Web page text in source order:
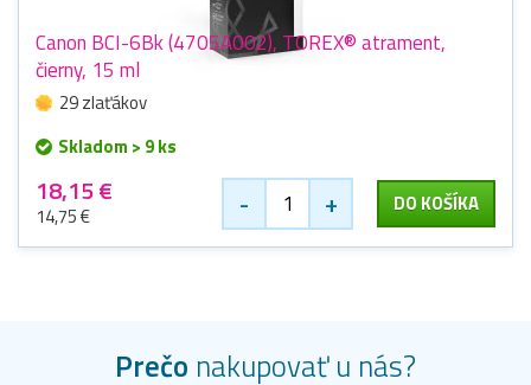
Canon BCI-6Bk (4705A002), TOREX® atrament,
čierny, 15 ml
29 zlaťákov
Skladom > 9 ks
18,15 €
14,75 € - + DO KOŠÍKA
Prečo nakupovať u nás?